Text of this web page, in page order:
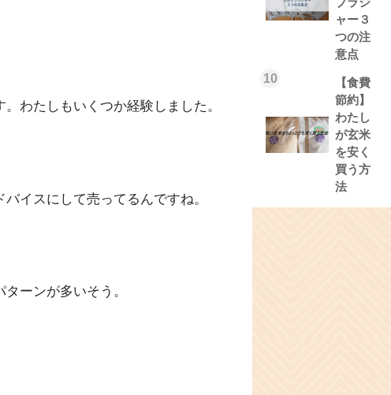
わたしもいくつか経験しました。
イスにして売ってるんですね。
ーンが多いそう。
ャー３
つの注
意点
10
【食費
節約】
わたし
が玄米
を安く
買う方
法